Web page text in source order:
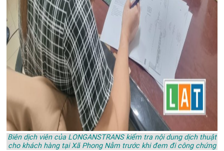
Biên dịch viên của LONGANSTRANS kiểm tra nội dung dịch thuật
cho khách hàng tại Xã Phong Nẫm trước khi đem đi công chứng